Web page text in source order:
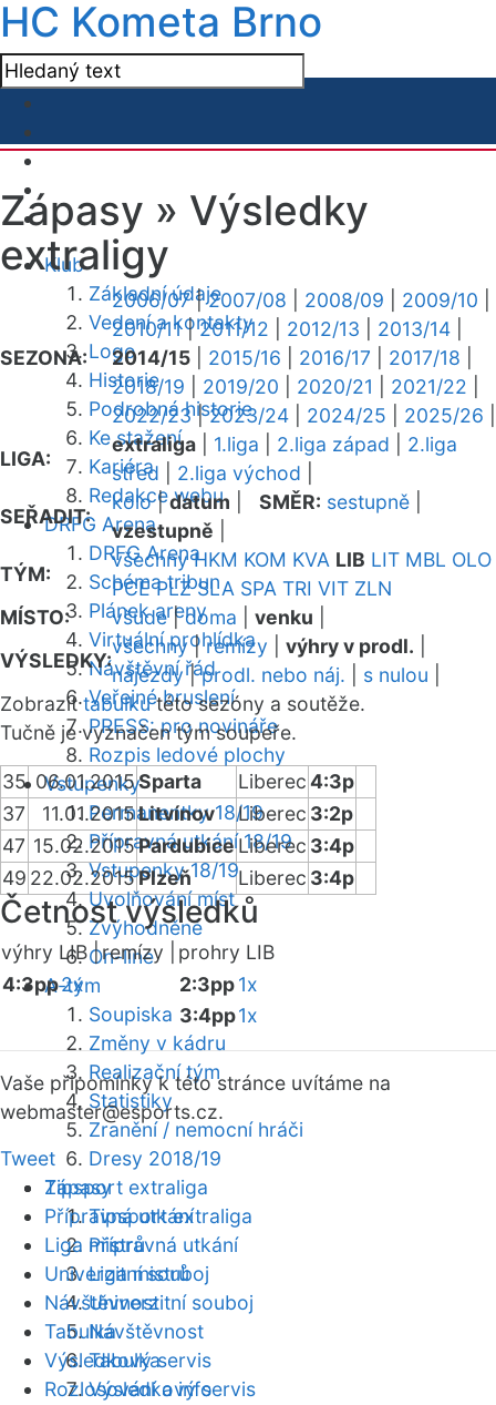
HC Kometa Brno
Klub
Základní údaje
Vedení a kontakty
Logo
Historie
Podrobná historie
Ke stažení
Kariéra
Redakce webu
DRFG Arena
DRFG Arena
Schéma tribun
Plánek areny
Virtuální prohlídka
Návštěvní řád
Veřejné bruslení
PRESS: pro novináře
Rozpis ledové plochy
Vstupenky
Permanentky 18/19
Přípravná utkání 18/19
Vstupenky 18/19
Uvolňování míst
Zvýhodněné
On-line
A-tým
Soupiska
Změny v kádru
Realizační tým
Statistiky
Zranění / nemocní hráči
Dresy 2018/19
Zápasy
Tipsport extraliga
Přípravná utkání
Liga mistrů
Univerzitní souboj
Návštěvnost
Tabulka
Výsledkový servis
Zápasy » Výsledky
extraligy
SEZONA:
2006/07|2007/08 2008/09 2009/10
2010/11|2011/12 2012/13 2013/14
2014/15
2015/16 2016/17 2017/18
2018/19
2019/20 2020/21 2021/22
2022/23|2023/24 2024/25 2025/26
LIGA:
extraliga 1.liga 2.liga západ
2.liga
střed
2.liga východ
SEŘADIT:
kolo|datum SMĚR: sestupně
vzestupně
TÝM:
všechny HKM KOM KVA LIB LIT MBL OLO
PCE PLZ SLA SPA TRI VIT ZLN
MÍSTO:
všude|doma venku
VÝSLEDKY:
všechny|remízy výhry v prodl.
nájezdy|prodl. nebo náj. s nulou
Zobrazittabulkutéto sezóny a soutěže.
Tučně je vyznačen tým soupeře.
35 06.01.2015Sparta Liberec4:3p
37
11.01.2015Litvínov Liberec 3:2p
47 15.02.2015Pardubice Liberec 3:4p
49 22.02.2015Plzeň Liberec 3:4p
Četnost výsledků
výhry LIB |remízy |
prohry LIB
4:3pp2x 2:3pp1x
3:4pp1x
Vaše připomínky k této stránce uvítáme na
webmaster@esports.cz.
Tweet
Tipsport extraliga
Přípravná utkání
Liga mistrů
Univerzitní souboj
Návštěvnost
Tabulka
Výsledkový servis
Rozlosování a info